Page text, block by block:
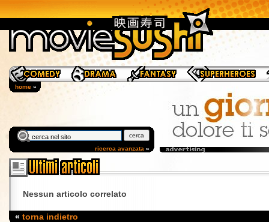
home »
Nessun articolo correlato
« torna indietro
ricerca avanzata »